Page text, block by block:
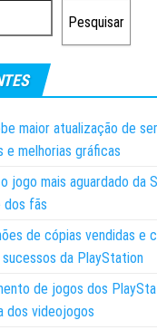
Pesquisar
maior atualização de
e melhorias gráficas
jogo mais aguardado da
dos fãs
de cópias vendidas e
da PlayStation
de jogos dos
dos videojogos